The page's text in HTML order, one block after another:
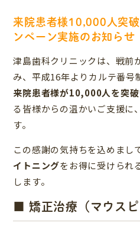
来院患者様10,000人突
ンペーン実施のお知らせ
津島歯科クリニックは、戦前
み、平成16年よりカルテ番号
来院患者様が10,000人を突破
る皆様からの温かいご支援に
す。
この感謝の気持ちを込めまし
イトニングをお得に受けられ
します。
■ 矯正治療（マウスピ